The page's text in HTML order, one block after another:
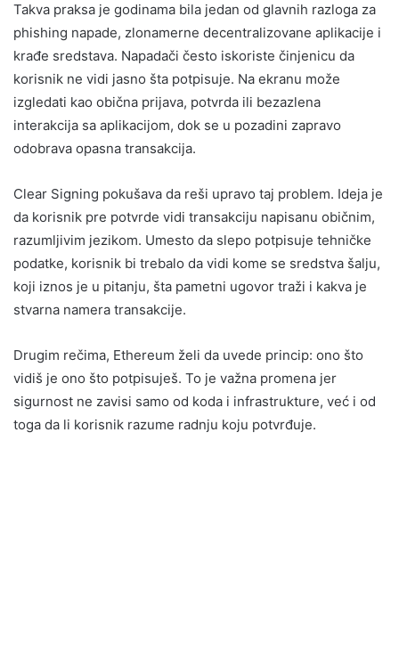
Takva praksa je godinama bila jedan od glavnih razloga za
phishing napade, zlonamerne decentralizovane aplikacije i
krađe sredstava. Napadači često iskoriste činjenicu da
korisnik ne vidi jasno šta potpisuje. Na ekranu može
izgledati kao obična prijava, potvrda ili bezazlena
interakcija sa aplikacijom, dok se u pozadini zapravo
odobrava opasna transakcija.
Clear Signing pokušava da reši upravo taj problem. Ideja je
da korisnik pre potvrde vidi transakciju napisanu običnim,
razumljivim jezikom. Umesto da slepo potpisuje tehničke
podatke, korisnik bi trebalo da vidi kome se sredstva šalju,
koji iznos je u pitanju, šta pametni ugovor traži i kakva je
stvarna namera transakcije.
Drugim rečima, Ethereum želi da uvede princip: ono što
vidiš je ono što potpisuješ. To je važna promena jer
sigurnost ne zavisi samo od koda i infrastrukture, već i od
toga da li korisnik razume radnju koju potvrđuje.